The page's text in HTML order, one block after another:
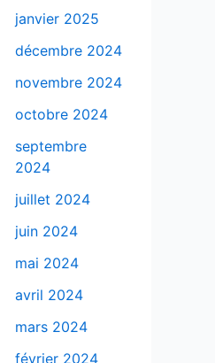
janvier 2025
décembre 2024
novembre 2024
octobre 2024
septembre
2024
juillet 2024
juin 2024
mai 2024
avril 2024
mars 2024
février 2024